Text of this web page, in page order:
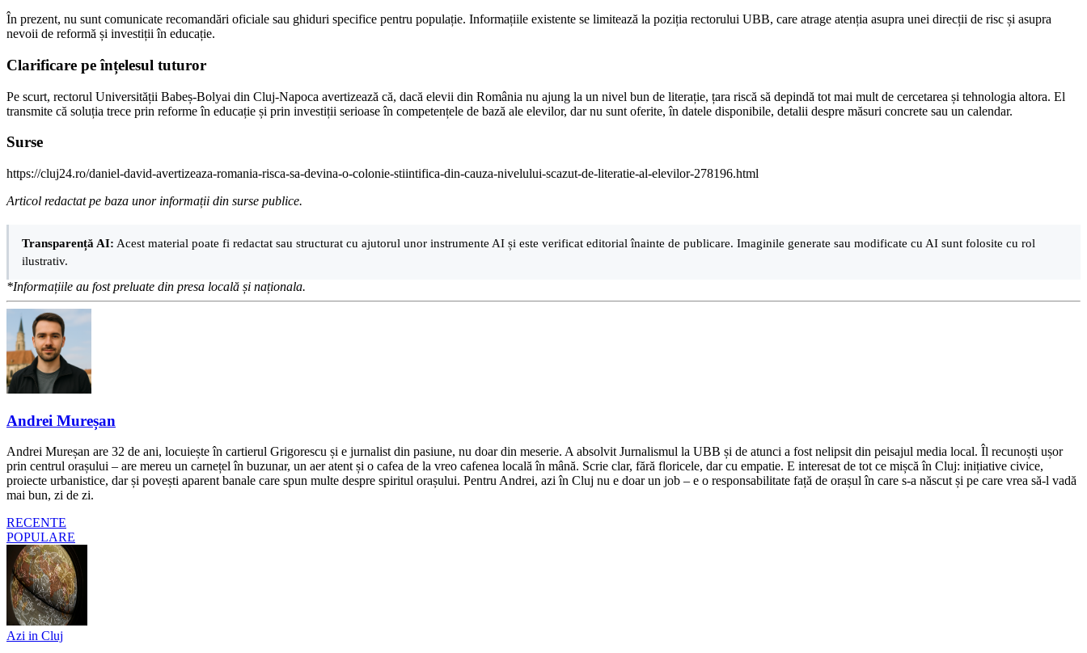
În prezent, nu sunt comunicate recomandări oficiale sau ghiduri specifice pentru populație. Informațiile existente se limitează la poziția rectorului UBB, care atrage atenția asupra unei direcții de risc și asupra
nevoii de reformă și investiții în educație.
Clarificare pe înțelesul tuturor
Pe scurt, rectorul Universității Babeș-Bolyai din Cluj-Napoca avertizează că, dacă elevii din România nu ajung la un nivel bun de literație, țara riscă să depindă tot mai mult de cercetarea și tehnologia altora. El
transmite că soluția trece prin reforme în educație și prin investiții serioase în competențele de bază ale elevilor, dar nu sunt oferite, în datele disponibile, detalii despre măsuri concrete sau un calendar.
Surse
https://cluj24.ro/daniel-david-avertizeaza-romania-risca-sa-devina-o-colonie-stiintifica-din-cauza-nivelului-scazut-de-literatie-al-elevilor-278196.html
Articol redactat pe baza unor informații din surse publice.
Transparență AI: Acest material poate fi redactat sau structurat cu ajutorul unor instrumente AI și este verificat editorial înainte de publicare. Imaginile generate sau modificate cu AI sunt folosite cu rol
ilustrativ.
*Informațiile au fost preluate din presa locală și naționala.
Andrei Mureșan
Andrei Mureșan are 32 de ani, locuiește în cartierul Grigorescu și e jurnalist din pasiune, nu doar din meserie. A absolvit Jurnalismul la UBB și de atunci a fost nelipsit din peisajul media local. Îl recunoști ușor
prin centrul orașului – are mereu un carnețel în buzunar, un aer atent și o cafea de la vreo cafenea locală în mână. Scrie clar, fără floricele, dar cu empatie. E interesat de tot ce mișcă în Cluj: inițiative civice,
proiecte urbanistice, dar și povești aparent banale care spun multe despre spiritul orașului. Pentru Andrei, azi în Cluj nu e doar un job – e o responsabilitate față de orașul în care s-a născut și pe care vrea să-l vadă
mai bun, zi de zi.
RECENTE
POPULARE
Azi in Cluj